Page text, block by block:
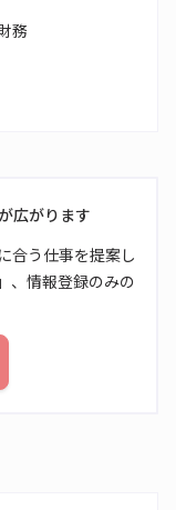
務
広がります
合う仕事を提案し
、情報登録のみの